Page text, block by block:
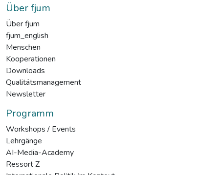
Über fjum
Über fjum
fjum_english
Menschen
Kooperationen
Downloads
Qualitätsmanagement
Newsletter
Programm
Workshops / Events
Lehrgänge
AI-Media-Academy
Ressort Z